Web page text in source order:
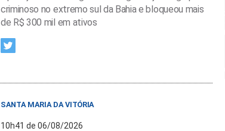
criminoso no extremo sul da Bahia e bloqueou mais
de R$ 300 mil em ativos
SANTA MARIA DA VITÓRIA
10h41 de 06/08/2026